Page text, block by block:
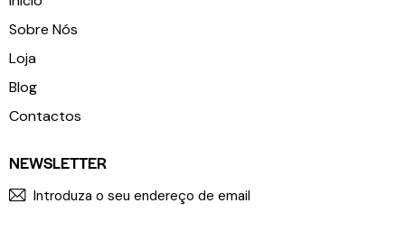
Sobre Nós
Loja
Blog
Contactos
NEWSLETTER